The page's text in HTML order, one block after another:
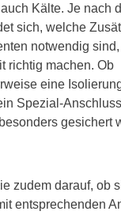
Kälte. Je nach
sich, welche
notwendig
richtig machen. Ob
eine
Spezial-
gesichert
zudem darauf, ob
entsprechenden